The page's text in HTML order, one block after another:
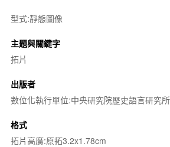
型式:靜態圖像
主題與關鍵字
拓片
出版者
數位化執行單位:中央研究院歷史語言研究所
格式
拓片高廣:原拓3.2x1.78cm